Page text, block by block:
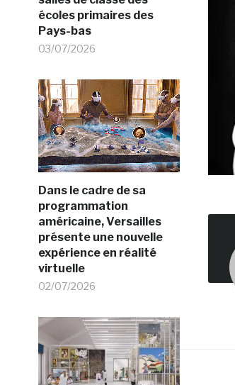
écoles primaires des
Pays-bas
03/07/2026
Dans le cadre de sa
programmation
américaine, Versailles
présente une nouvelle
expérience en réalité
virtuelle
02/07/2026